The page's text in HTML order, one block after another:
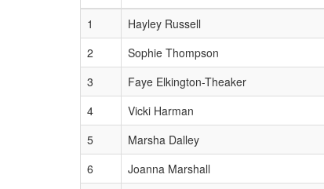
1
Hayley Russell
2
Sophie Thompson
3
Faye Elkington-Theaker
4
Vicki Harman
5
Marsha Dalley
6
Joanna Marshall